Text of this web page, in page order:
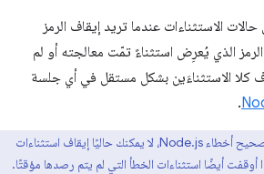
الاستثناءات عندما تريد إيقاف الرمز
الذي يُعرِض استثناءً تمّت معالجته أو لم
كلا الاستثناءَين بشكل مستقل في أي جلسة
.
في جلسة تصحيح أخطاء Node.js، لا يمكنك حاليًا إيقاف استثناءات
أوقفت أيضًا استثناءات الخطأ التي لم يتم رصدها مؤقتًا.